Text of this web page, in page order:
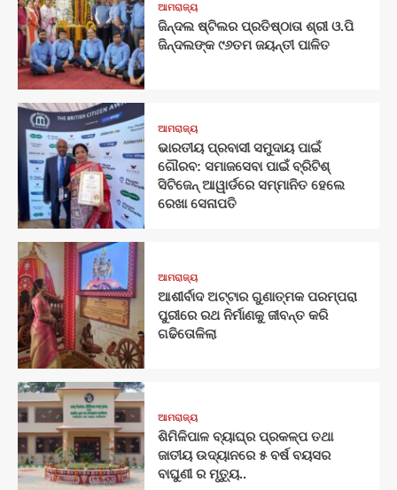
ଆମରାଜ୍ୟ
ଜିନ୍ଦଲ ଷ୍ଟିଲର ପ୍ରତିଷ୍ଠାତା ଶ୍ରୀ ଓ.ପି
ଜିନ୍ଦଲଙ୍କ ୯୬ତମ ଜୟନ୍ତୀ ପାଳିତ
ଆମରାଜ୍ୟ
ଭାରତୀୟ ପ୍ରବାସୀ ସମୁଦାୟ ପାଇଁ
ଗୌରବ: ସମାଜସେବା ପାଇଁ ବ୍ରିଟିଶ୍
ସିଟିଜେନ୍ ଆୱାର୍ଡରେ ସମ୍ମାନିତ ହେଲେ
ରେଖା ସେନାପତି
ଆମରାଜ୍ୟ
ଆଶୀର୍ବାଦ ଅଟ୍ଟାର ଗୁଣାତ୍ମକ ପରମ୍ପରା
ପୁରୀରେ ରଥ ନିର୍ମାଣକୁ ଜୀବନ୍ତ କରି
ଗଢିତୋଳିଲା
ଆମରାଜ୍ୟ
ଶିମିଳିପାଳ ବ୍ୟାଘ୍ର ପ୍ରକଳ୍ପ ତଥା
ଜାତୀୟ ଉଦ୍ୟାନରେ ୫ ବର୍ଷ ବୟସର
ବାଘୁଣୀ ର ମୃତ୍ୟୁ..